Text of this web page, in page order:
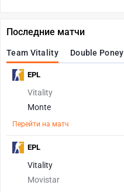
Последние матчи
Team Vitality Double Poney
Vitality
Monte
Перейти на матч
EPL
Vitality
Movistar
EPL